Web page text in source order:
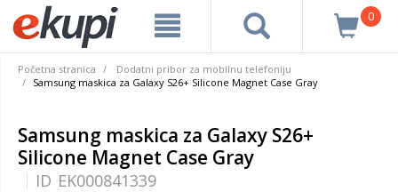
0
Početna stranica
Dodatni pribor za mobilnu telefoniju
Samsung maskica za Galaxy S26+ Silicone Magnet Case Gray
Samsung maskica za Galaxy S26+
Silicone Magnet Case Gray
ID EK000841339